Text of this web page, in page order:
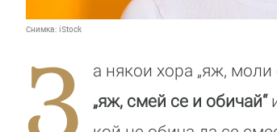
Снимка: iStock
З
а някои хора „яж,
„яж, смей се и обичай“